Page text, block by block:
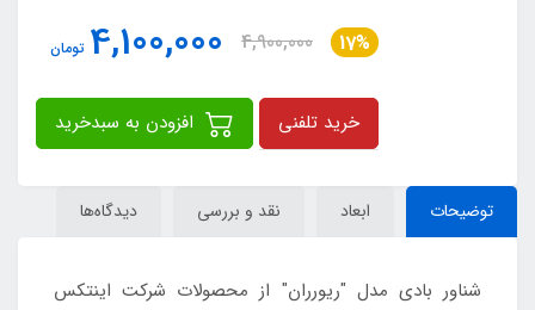
17%
4,900,000
4,100,000 تومان
خرید تلفنی
توضیحات ابعاد نقد و بررسی دیدگاه‌ها
شناور بادی مدل "ریورران" از محصولات شرکت اینتکس